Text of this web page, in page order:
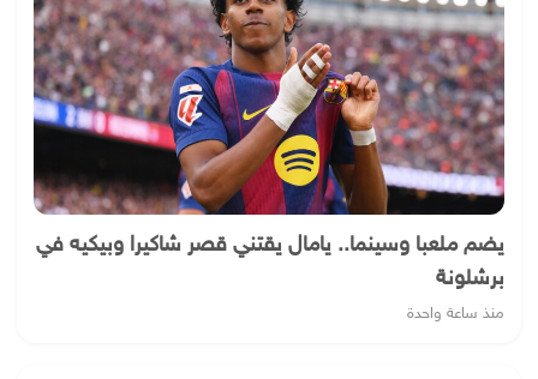
يضم ملعبا وسينما.. يامال يقتني قصر شاكيرا وبيكيه في
برشلونة
منذ ساعة واحدة